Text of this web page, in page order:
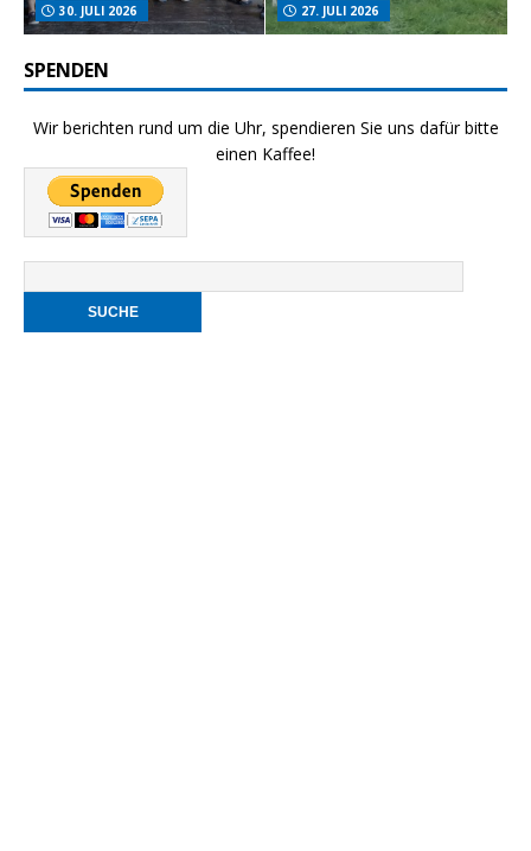
30. JULI 2026 27. JULI 2026
SPENDEN
Wir berichten rund um die Uhr, spendieren Sie uns dafür bitte
einen Kaffee!